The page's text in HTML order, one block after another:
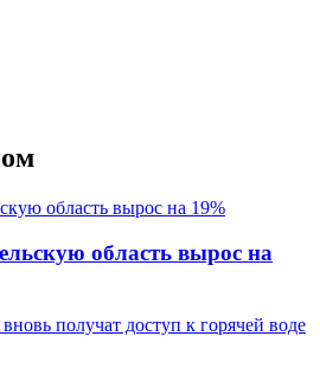
область вырос на